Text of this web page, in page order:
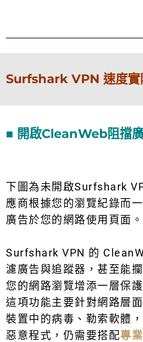
Surfshark VPN 速度實
■ 開啟CleanWeb阻擋
下圖為未開啟Surfshark
應商根據您的瀏覽紀錄而
廣告於您的網路使用頁面。
Surfshark VPN 的
濾廣告與追蹤器，甚至能
您的網路瀏覽增添一層保
這項功能主要針對網路層
裝置中的病毒、勒索軟體
惡意程式，仍需要搭配專